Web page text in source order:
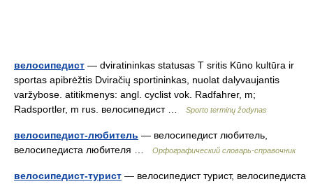
велосипедист — dviratininkas statusas T sritis Kūno kultūra ir
sportas apibrėžtis Dviračių sportininkas, nuolat dalyvaujantis
varžybose. atitikmenys: angl. cyclist vok. Radfahrer, m;
Radsportler, m rus. велосипедист …
Sporto terminų žodynas
велосипедист-любитель — велосипедист любитель,
велосипедиста любителя …
Орфографический словарь-справочник
велосипедист-турист — велосипедист турист, велосипедиста